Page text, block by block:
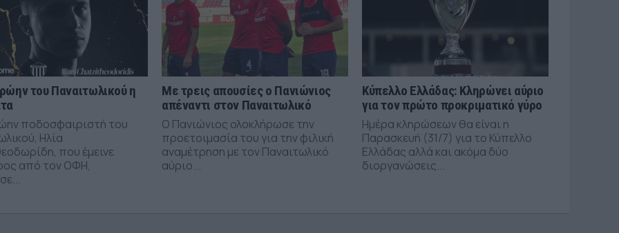
του Παναιτωλικού η
ποδοσφαιριστή του
Ηλία
που έμεινε
από τον ΟΦΗ,
Με τρεις απουσίες ο Πανιώνιος
απέναντι στον Παναιτωλικό
Ο Πανιώνιος ολοκλήρωσε την
προετοιμασία του για την φιλική
αναμέτρηση με τον Παναιτωλικό
αύριο...
Κύπελλο Ελλάδας: Κληρώνει αύριο
για τον πρώτο προκριματικό γύρο
Ημέρα κληρώσεων θα είναι η
Παρασκευή (31/7) για το Κύπελλο
Ελλάδας αλλά και ακόμα δύο
διοργανώσεις...